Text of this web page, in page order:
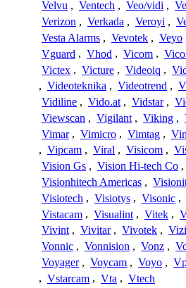
Velvu , Ventech , Veo/vidi ,
Verizon , Verkada , Veroyi ,
Vesta Alarms , Vevotek , Veyo
Vguard , Vhod , Vicom ,
Victex , Victure , Videoiq ,
, Videoteknika , Videotrend ,
Vidiline , Vido.at , Vidstar ,
Viewscan , Vigilant , Viking ,
Vimar , Vimicro , Vimtag ,
, Vipcam , Viral , Visicom ,
Vision Gs , Vision Hi-tech Co ,
Visionhitech Americas ,
Visiotech , Visiotys , Visonic ,
Vistacam , Visualint , Vitek ,
Vivint , Vivitar , Vivotek ,
Vonnic , Vonnision , Vonz ,
Voyager , Voycam , Voyo ,
, Vstarcam , Vta , Vtech